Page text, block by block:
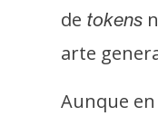
s
a
de tokens
arte
Aunque